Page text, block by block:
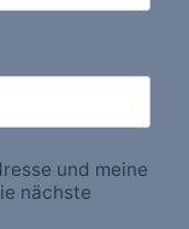
und meine
nächste